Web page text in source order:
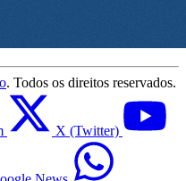
. Todos os direitos reservados.
X (Twitter)